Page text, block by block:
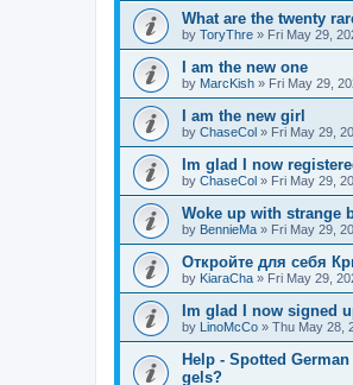
What are the twenty
by ToryThre » Fri May 29,
I am the new one
by MarcKish » Fri May 29,
I am the new girl
by ChaseCol » Fri May 29,
Im glad I now
by ChaseCol » Fri May 29,
Woke up with strange
by BennieMa » Fri May 29,
Откройте для себя
by KiaraCha » Fri May 29,
Im glad I now signed
by LinoMcCo » Thu May 28,
Help - Spotted
gels?